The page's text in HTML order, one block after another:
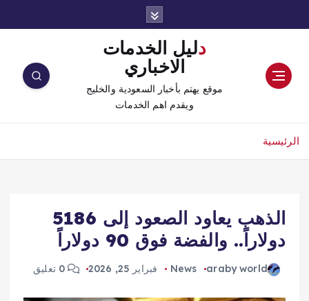
دليل الخدمات
الاخباري
موقع يهتم بأخبار السعودية والخليج
ويقدم اهم الخدمات
الرئيسية
الذهب يعاود الصعود إلى 5186
دولاراً.. والفضة فوق 90 دولاراً
araby world
News فبراير 25, 2026 0 تعليق